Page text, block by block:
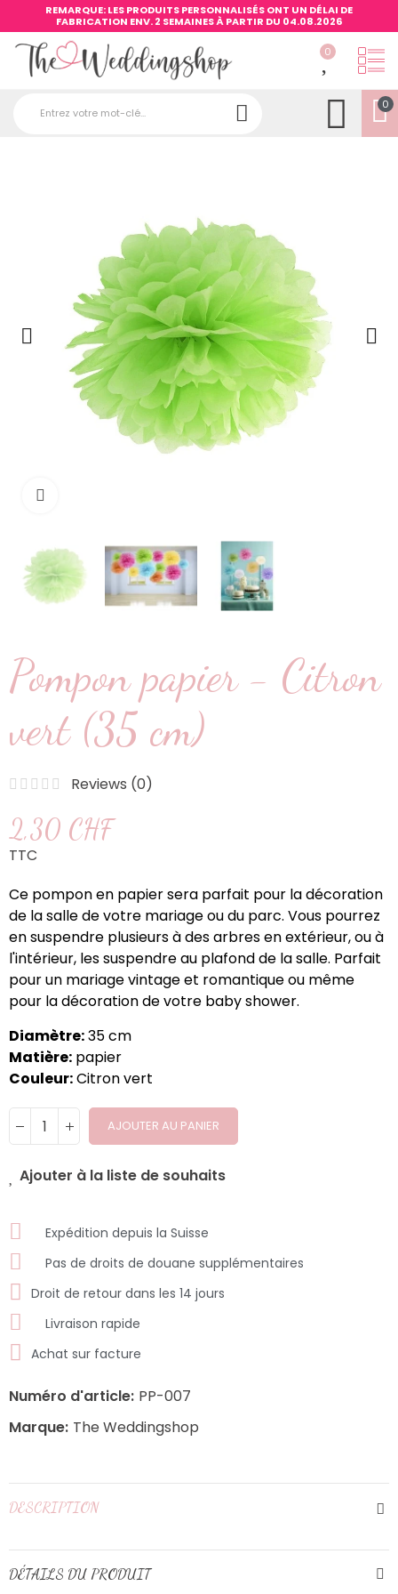
REMARQUE: LES PRODUITS PERSONNALISÉS ONT UN DÉLAI DE
FABRICATION ENV. 2 SEMAINES À PARTIR DU 04.08.2026
0
0
Pompon papier - Citron
vert (35 cm)
Reviews (0)
2,30 CHF
TTC
Ce pompon en papier sera parfait pour la décoration
de la salle de votre mariage ou du parc. Vous pourrez
en suspendre plusieurs à des arbres en extérieur, ou à
l'intérieur, les suspendre au plafond de la salle. Parfait
pour un mariage vintage et romantique ou même
pour la décoration de votre baby shower.
Diamètre:35 cm
Matière: papier
Couleur:Citron vert
AJOUTER AU PANIER
Ajouter à la liste de souhaits
Expédition depuis la Suisse
Pas de droits de douane supplémentaires
Droit de retour dans les 14 jours
Livraison rapide
Achat sur facture
Numéro d'article: PP-007
Marque: The Weddingshop
DESCRIPTION
DÉTAILS DU PRODUIT